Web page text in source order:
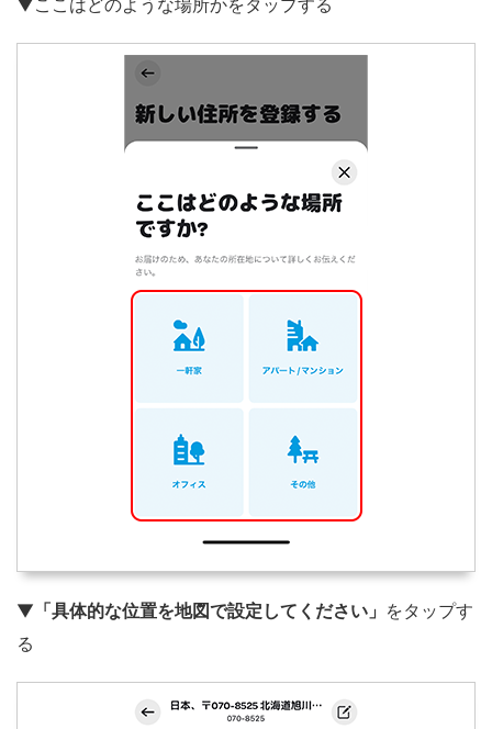
▼ 「具体的な位置を地図で設定してください」 をタップす
る